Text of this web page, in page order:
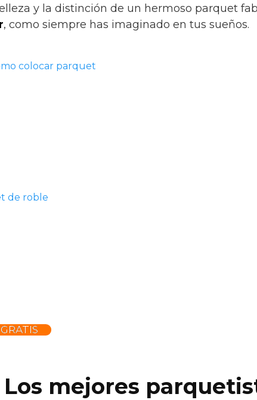
y la distinción de un hermoso parquet
, como siempre has imaginado en tus sueños.
colocar parquet
de roble
mejores